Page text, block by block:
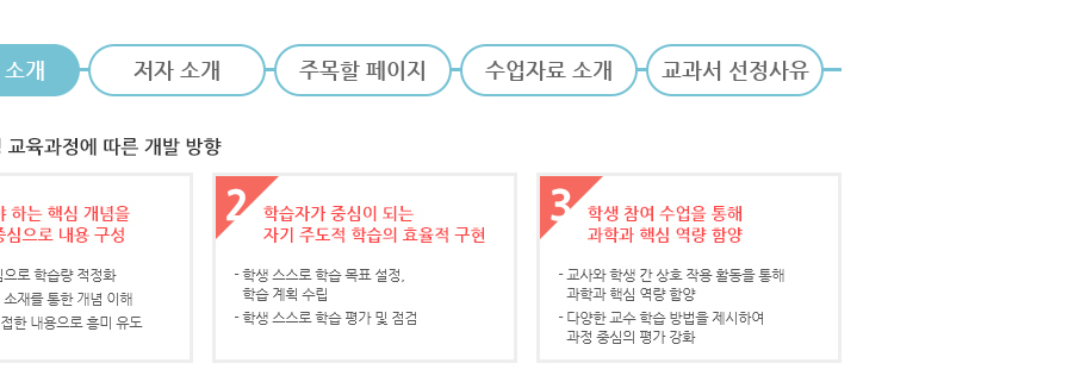
개 저자 소개 주목할 페이지 수업자료 소개 교과서 선정사유